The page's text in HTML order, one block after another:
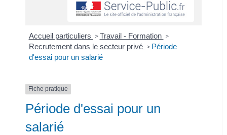
Accueil particuliers > Travail - Formation >
Recrutement dans le secteur privé > Période
d'essai pour un salarié
Fiche pratique
Période d'essai pour un
salarié